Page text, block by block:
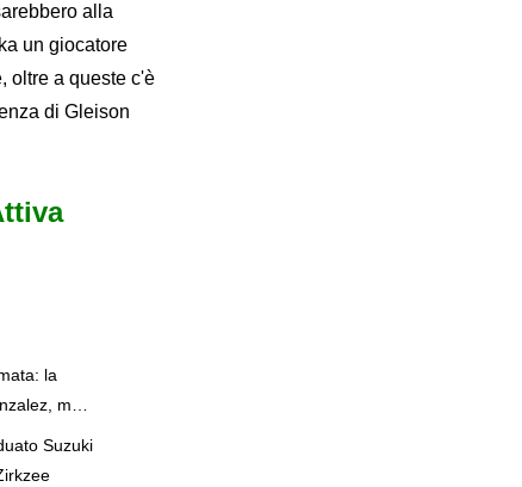
alla
un giocatore
oltre a queste c'è
di Gleison
la
ma
Premier
Suzuki